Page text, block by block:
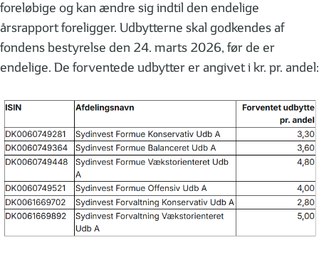
foreløbige og kan ændre sig indtil den endelige
årsrapport foreligger. Udbytterne skal godkendes af
fondens bestyrelse den 24. marts 2026, før de er
endelige. De forventede udbytter er angivet i kr. pr. andel: